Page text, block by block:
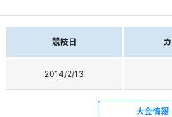
競技日
2014/2/13
大会情報